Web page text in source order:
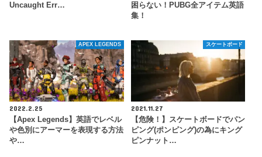
Uncaught Err…
困らない！PUBG全アイテム英語
集！
APEX LEGENDS
2022.2.25
【Apex Legends】英語でレベル
や色別にアーマーを表現する方法
や…
スケートボード
2021.11.27
【危険！】スケートボードでパン
ピング(ポンピング)の為にキング
ピンナット…